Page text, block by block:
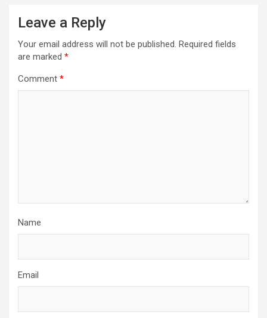
Leave a Reply
Your email address will not be published. Required fields
are marked *
Comment *
Name
Email